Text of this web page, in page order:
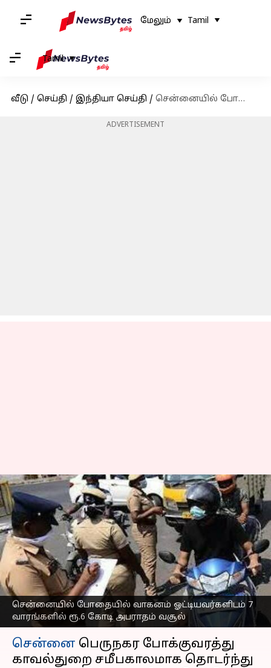
மேலும் Tamil
Tamil
வீடு / செய்தி / இந்தியா செய்தி / சென்னையில் போதையில் வாகனம் ஓட்டியவர்களிடம் 7 வாரங்களில் ரூ.6 கோடி அபராதம் வசூல்
ADVERTISEMENT
சென்னையில் போதையில் வாகனம் ஓட்டியவர்களிடம் 7
வாரங்களில் ரூ.6 கோடி அபராதம் வசூல்
சென்னையில்
போதையில் வாகனம்
ஓட்டியவர்களிடம் 7
வாரங்களில் ரூ.6 கோடி
அபராதம் வசூல்
எழுதியவர் Nivetha P Mar 14, 2023 12:23 pm
செய்தி முன்னோட்டம்
சென்னை பெருநகர போக்குவரத்து
காவல்துறை சமீபகாலமாக தொடர்ந்து